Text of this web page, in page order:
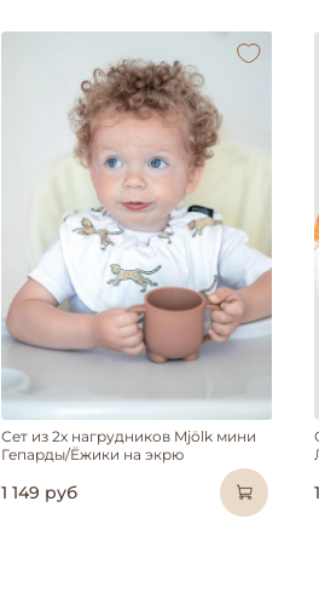
Сет из 2х нагрудников Mjölk мини
Гепарды/Ёжики на экрю
1 149 руб